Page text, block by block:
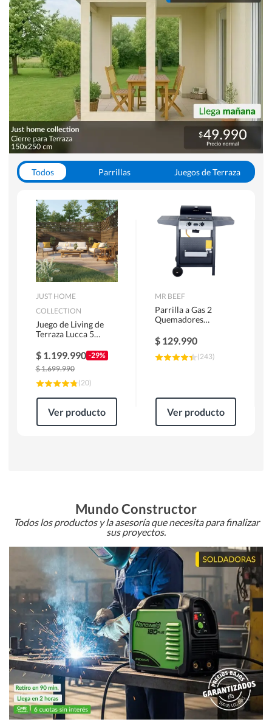
Todos Parrillas
Juegos de Terraza
JUST HOME
COLLECTION
Juego de Living de
Terraza Lucca 5
$ 1.199.990 -29%
$1.699.990
(20)
Ver producto
MR BEEF
Parrilla a Gas 2
Quemadores
$ 129.990
(243)
Ver producto
Mundo Constructor
Todos los productos y la asesoría que necesita para finalizar
sus proyectos.